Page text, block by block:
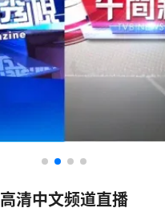
高清中文频道直播